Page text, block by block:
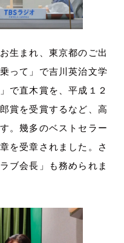
生まれ、東京都のご出
って」で吉川英治文学
で直木賞を、平成１２
賞を受賞するなど、高
。幾多のベストセラー
を受章されました。さ
ブ会長」も務められま